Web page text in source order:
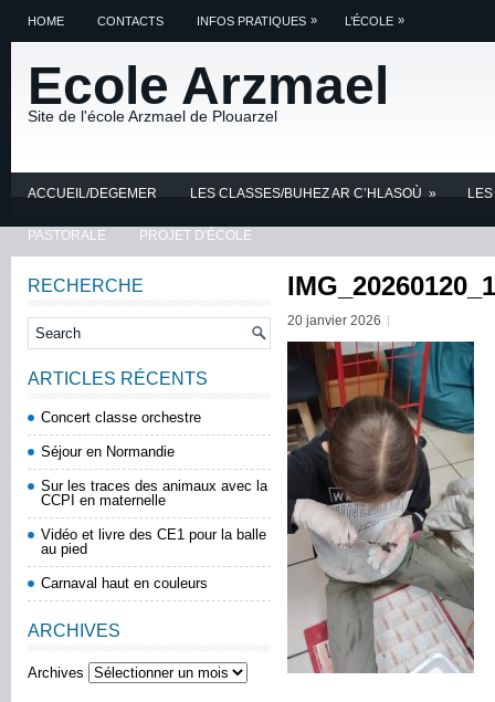
HOME CONTACTS INFOS PRATIQUES » L’ÉCOLE »
Ecole Arzmael
Site de l'école Arzmael de Plouarzel
ACCUEIL/DEGEMER LES CLASSES/BUHEZ AR C’HLASOÙ »
PASTORALE PROJET D'ÉCOLE
20 janvier 2026
RECHERCHE
ARTICLES RÉCENTS
Concert classe orchestre
Séjour en Normandie
Sur les traces des animaux avec la
CCPI en maternelle
Vidéo et livre des CE1 pour la balle
au pied
Carnaval haut en couleurs
ARCHIVES
Archives